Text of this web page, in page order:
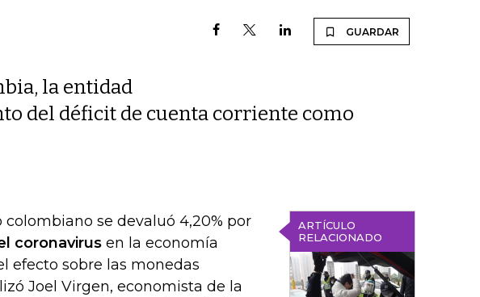
GUARDAR
la entidad
del déficit de cuenta corriente como
ARTÍCULO
RELACIONADO
se devaluó 4,20% por
coronavirus en la economía
efecto sobre las monedas
Joel Virgen, economista de la